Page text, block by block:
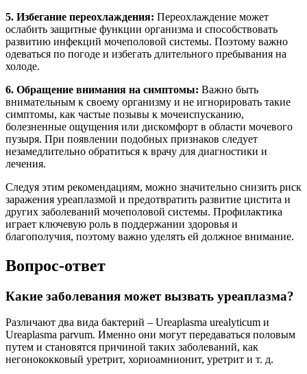
5. Избегание переохлаждения: Переохлаждение может
ослабить защитные функции организма и способствовать
развитию инфекций мочеполовой системы. Поэтому важно
одеваться по погоде и избегать длительного пребывания на
холоде.
6. Обращение внимания на симптомы: Важно быть
внимательным к своему организму и не игнорировать такие
симптомы, как частые позывы к мочеиспусканию,
болезненные ощущения или дискомфорт в области мочевого
пузыря. При появлении подобных признаков следует
незамедлительно обратиться к врачу для диагностики и
лечения.
Следуя этим рекомендациям, можно значительно снизить риск
заражения уреаплазмой и предотвратить развитие цистита и
других заболеваний мочеполовой системы. Профилактика
играет ключевую роль в поддержании здоровья и
благополучия, поэтому важно уделять ей должное внимание.
Вопрос-ответ
Какие заболевания может вызвать уреаплазма?
Различают два вида бактерий – Ureaplasma urealyticum и
Ureaplasma parvum. Именно они могут передаваться половым
путем и становятся причиной таких заболеваний, как
негонококковый уретрит, хориоамнионит, уретрит и т. д.